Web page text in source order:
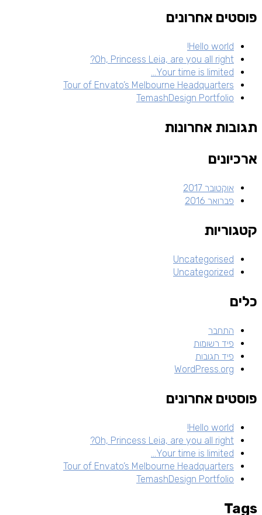
פוסטים אחרונים
Hello world!
Oh, Princess Leia, are you all right?
Your time is limited…
Tour of Envato’s Melbourne Headquarters
TemashDesign Portfolio
תגובות אחרונות
ארכיונים
אוקטובר 2017
פברואר 2016
קטגוריות
Uncategorised
Uncategorized
כלים
התחבר
פיד רשומות
פיד תגובות
WordPress.org
פוסטים אחרונים
Hello world!
Oh, Princess Leia, are you all right?
Your time is limited…
Tour of Envato’s Melbourne Headquarters
TemashDesign Portfolio
Tags